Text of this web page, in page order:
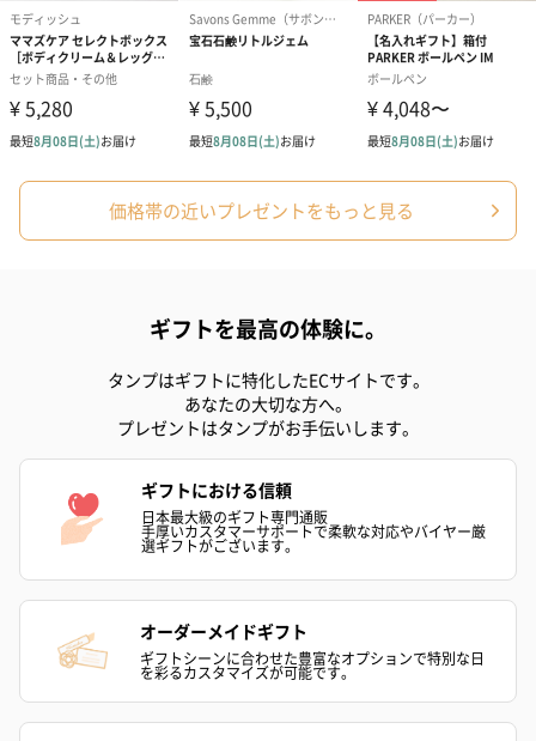
お酒を同梱してお届けいたします。
※20歳未満の方への酒類の販売はいたしません。
おつまみ・その他
お酒にぴったりのおつまみ・サプリを同梱してお届けいたしま
価格帯の近いプレゼントをもっと見る
ギフトを最高の体験に。
タンプはギフトに特化したECサイトです。
あなたの大切な方へ。
プレゼントはタンプがお手伝いします。
ギフトにおける信頼
日本最大級のギフト専門通販
手厚いカスタマーサポートで柔軟な対応やバイヤー厳
選ギフトがございます。
オーダーメイドギフト
ギフトシーンに合わせた豊富なオプションで特別な日
を彩るカスタマイズが可能です。